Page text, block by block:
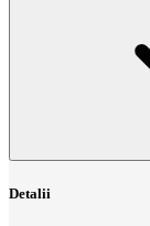
Detalii